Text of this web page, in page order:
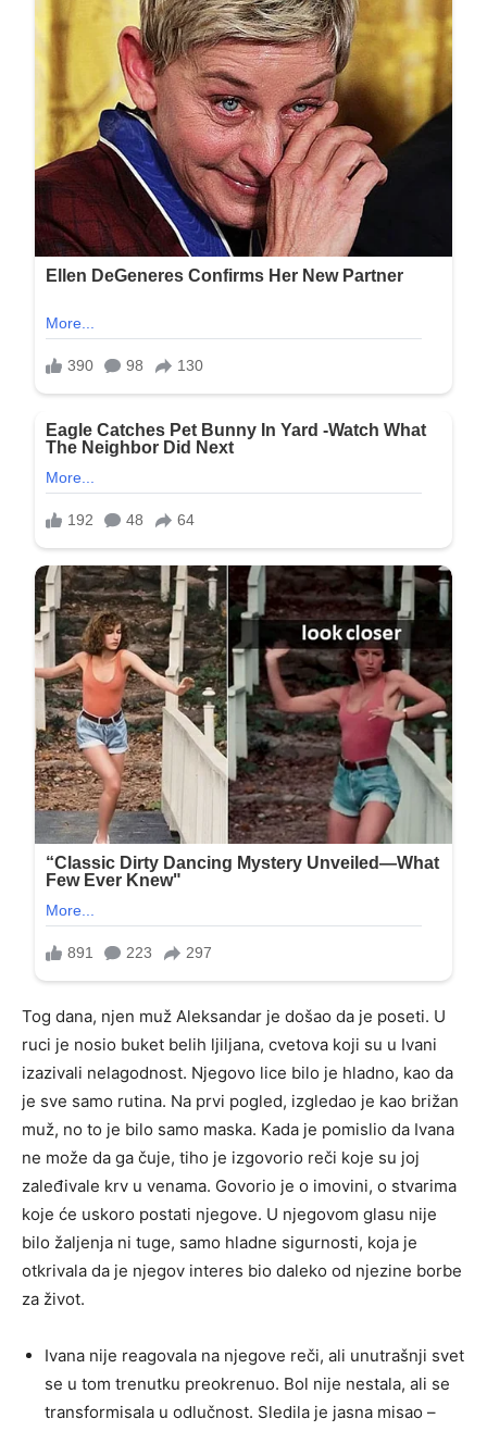
Tog dana, njen muž Aleksandar je došao da je poseti. U
ruci je nosio buket belih ljiljana, cvetova koji su u Ivani
izazivali nelagodnost. Njegovo lice bilo je hladno, kao da
je sve samo rutina. Na prvi pogled, izgledao je kao brižan
muž, no to je bilo samo maska. Kada je pomislio da Ivana
ne može da ga čuje, tiho je izgovorio reči koje su joj
zaleđivale krv u venama. Govorio je o imovini, o stvarima
koje će uskoro postati njegove. U njegovom glasu nije
bilo žaljenja ni tuge, samo hladne sigurnosti, koja je
otkrivala da je njegov interes bio daleko od njezine borbe
za život.
Ivana nije reagovala na njegove reči, ali unutrašnji svet
se u tom trenutku preokrenuo. Bol nije nestala, ali se
transformisala u odlučnost. Sledila je jasna misao –